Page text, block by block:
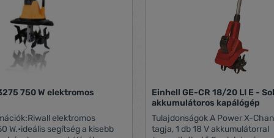
45 cm •
22 cm • Vágókések: 6 darab |
tápegység: 230-240 V | 50
750 W elektromos
elektromos
W.•ideális segítség a kisebb
Einhell GE-CR 18/20 LI E -
akkumulátoros kapálógép
Tulajdonságok A Power X-Change család
tagja, 1 db 18 V akkumulátorral